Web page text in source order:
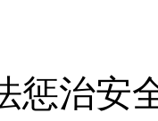
惩治安